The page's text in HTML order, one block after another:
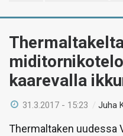
kaarevalla
31.3.2017 - 15:23 /Juha
Thermaltaken uudessa